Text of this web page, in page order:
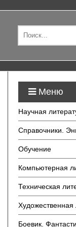
Меню
Научная
Справочники.
Обучение
Компьютерная
Техническая
Художественная
Боевик.